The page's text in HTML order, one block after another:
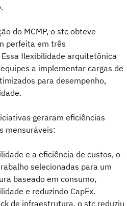
do MCMP, o stc obteve
perfeita em três
flexibilidade arquitetônica
a implementar cargas de
para desempenho,
geraram eficiências
mensuráveis:
e a eficiência de custos, o
selecionadas para um
baseado em consumo,
e reduzindo CapEx.
de infraestrutura, o stc reduziu